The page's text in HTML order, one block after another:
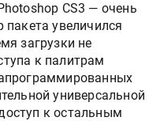
CS3 — очень
пакета увеличился
загрузки не
к палитрам
универсальной
к остальным